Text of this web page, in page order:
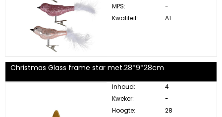
MPS:
-
Kwaliteit:
A1
Christmas Glass frame star met.28*9*28cm
Inhoud:
4
Kweker:
-
Hoogte:
28